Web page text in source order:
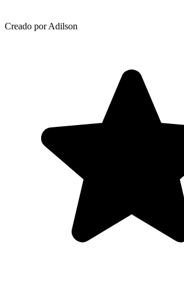
Creado por Adilson